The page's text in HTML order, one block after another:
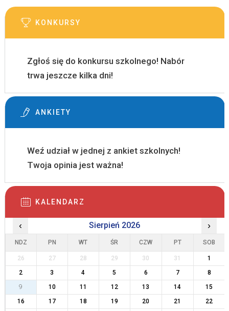
KONKURSY
Zgłoś się do konkursu szkolnego! Nabór
trwa jeszcze kilka dni!
ANKIETY
Weź udział w jednej z ankiet szkolnych!
Twoja opinia jest ważna!
KALENDARZ
‹ Sierpień 2026 ›
NDZ PN WT ŚR CZW PT SOB
26 27 28 29 30 31
1
2
3 4 5 6 7
8
9
10 11 12 13 14
15
16
17 18 19 20 21
22